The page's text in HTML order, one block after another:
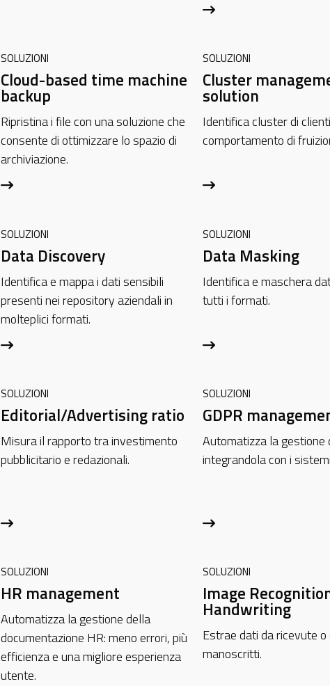
SOLUZIONI
Cloud-based time machine
backup
Ripristina i file con una soluzione che
consente di ottimizzare lo spazio di
archiviazione.
SOLUZIONI
Cluster
solution
Identifica cluster di
comportamento di
SOLUZIONI
Data Discovery
Identifica e mappa i dati sensibili
presenti nei repository aziendali in
molteplici formati.
SOLUZIONI
Data Masking
Identifica e maschera
tutti i formati.
SOLUZIONI
Editorial/Advertising ratio
Misura il rapporto tra investimento
pubblicitario e redazionali.
SOLUZIONI
GDPR
Automatizza la gestione
integrandola con i
SOLUZIONI
HR management
Automatizza la gestione della
documentazione HR: meno errori, più
efficienza e una migliore esperienza
utente.
SOLUZIONI
Image
Handwriting
Estrae dati da ricevute
manoscritti.